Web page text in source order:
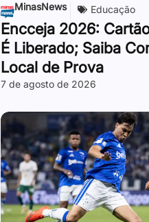
MinasNews Educação
Encceja 2026:
É Liberado; Saiba
Local de Prova
7 de agosto de 2026